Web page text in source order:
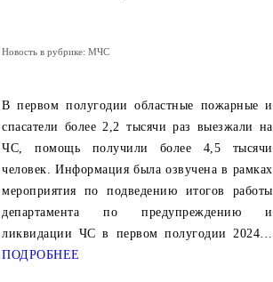
Новость в рубрике:МЧС
В первом полугодии областные пожарные и
спасатели более 2,2 тысячи раз выезжали на
ЧС, помощь получили более 4,5 тысячи
человек. Информация была озвучена в рамках
мероприятия по подведению итогов работы
департамента по предупреждению и
ликвидации ЧС в первом полугодии 2024…
ПОДРОБНЕЕ